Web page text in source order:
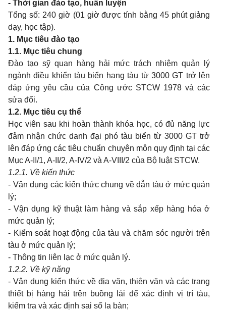
- Thời gian đào tạo, huấn luyện
Tổng số: 240 giờ (01 giờ được tính bằng 45 phút giảng
dạy, học tập).
1. Mục tiêu đào tạo
1.1. Mục tiêu chung
Đào tạo sỹ quan hàng hải mức trách nhiệm quản lý
ngành điều khiển tàu biển hạng tàu từ 3000 GT trở lên
đáp ứng yêu cầu của Công ước STCW 1978 và các
sửa đổi.
1.2. Mục tiêu cụ thể
Học viên sau khi hoàn thành khóa học, có đủ năng lực
đảm nhận chức danh đại phó tàu biển từ 3000 GT trở
lên đáp ứng các tiêu chuẩn chuyên môn quy định tại các
Mục A-II/1, A-II/2, A-IV/2 và A-VIII/2 của Bộ luật STCW.
1.2.1. Về kiến thức
- Vận dụng các kiến thức chung về dẫn tàu ở mức quản
lý;
- Vận dụng kỹ thuật làm hàng và sắp xếp hàng hóa ở
mức quản lý;
- Kiểm soát hoạt động của tàu và chăm sóc người trên
tàu ở mức quản lý;
- Thông tin liên lạc ở mức quản lý.
1.2.2. Về kỹ năng
- Vận dụng kiến thức về địa văn, thiên văn và các trang
thiết bị hàng hải trên buồng lái để xác định vị trí tàu,
kiểm tra và xác định sai số la bàn;